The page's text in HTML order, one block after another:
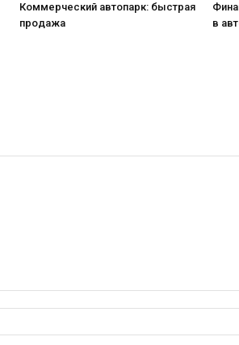
Коммерческий автопарк: быстрая
продажа
в